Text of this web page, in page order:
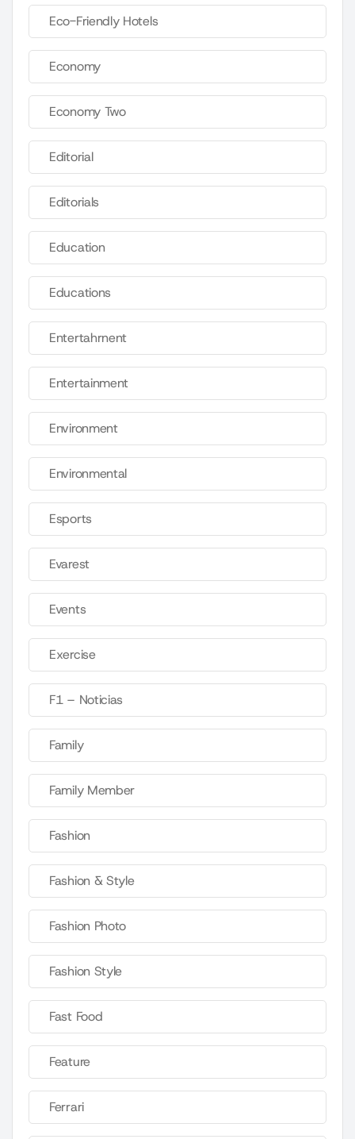
Eco-Friendly Hotels
Economy
Economy Two
Editorial
Editorials
Education
Educations
Entertahrnent
Entertainment
Environment
Environmental
Esports
Evarest
Events
Exercise
F1 – Noticias
Family
Family Member
Fashion
Fashion & Style
Fashion Photo
Fashion Style
Fast Food
Feature
Ferrari